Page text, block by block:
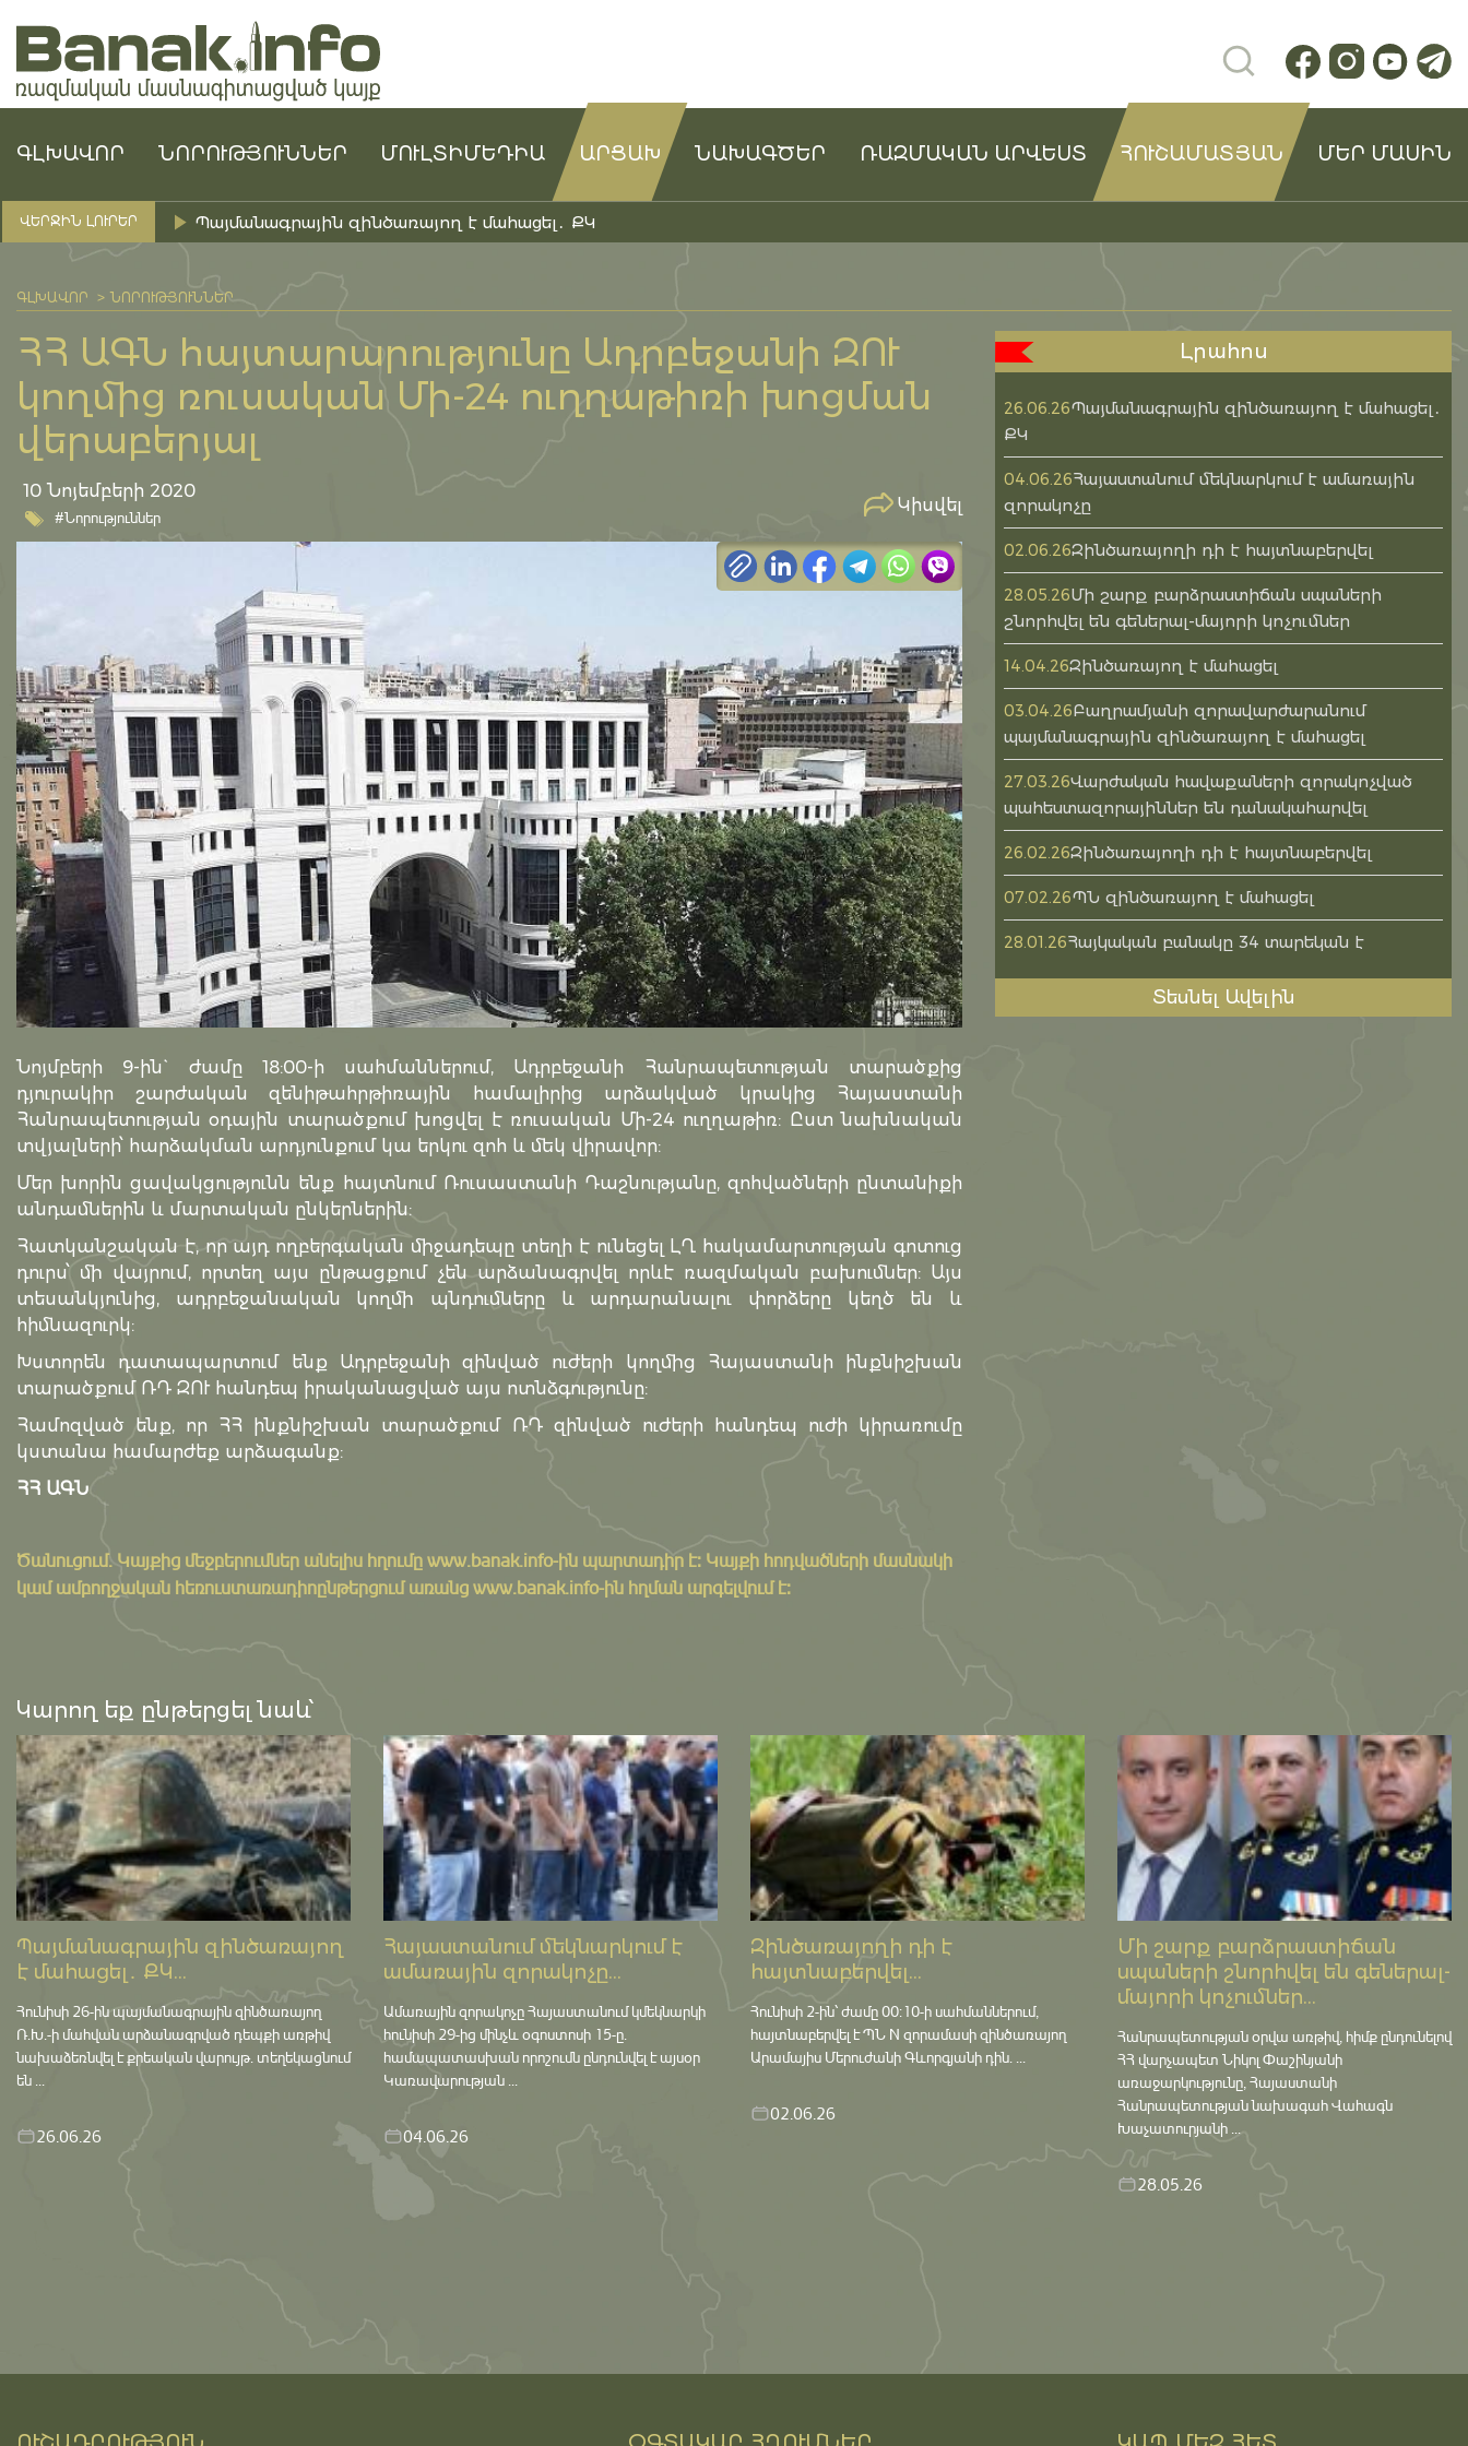
ԳԼԽԱՎՈՐ ՆՈՐՈՒԹՅՈՒՆՆԵՐ ՄՈՒԼՏԻՄԵԴԻԱ ԱՐՑԱԽ ՆԱԽԱԳԾԵՐ ՌԱԶՄԱԿԱՆ ԱՐՎԵՍՏ ՀՈՒՇԱՄԱՏՅԱՆ ՄԵՐ ՄԱՍԻՆ
ՎԵՐՋԻՆ ԼՈՒՐԵՐ Պայմանագրային զինծառայող է մահացել․ ՔԿ
ԳԼԽԱՎՈՐ ՆՈՐՈՒԹՅՈՒՆՆԵՐ
ՀՀ ԱԳՆ հայտարարությունը Ադրբեջանի ԶՈՒ
կողմից ռուսական Մի-24 ուղղաթիռի խոցման
վերաբերյալ
10 Նոյեմբերի 2020
#Նորություններ
Կիսվել
Նոյմբերի 9-ին` ժամը 18:00-ի սահմաններում, Ադրբեջանի Հանրապետության տարածքից
դյուրակիր շարժական զենիթահրթիռային համալիրից արձակված կրակից Հայաստանի
Հանրապետության օդային տարածքում խոցվել է ռուսական Մի-24 ուղղաթիռ: Ըստ նախնական
տվյալների՝ հարձակման արդյունքում կա երկու զոհ և մեկ վիրավոր:
Մեր խորին ցավակցությունն ենք հայտնում Ռուսաստանի Դաշնությանը, զոհվածների ընտանիքի
անդամներին և մարտական ընկերներին:
Հատկանշական է, որ այդ ողբերգական միջադեպը տեղի է ունեցել ԼՂ հակամարտության գոտուց
դուրս՝ մի վայրում, որտեղ այս ընթացքում չեն արձանագրվել որևէ ռազմական բախումներ: Այս
տեսանկյունից, ադրբեջանական կողմի պնդումները և արդարանալու փորձերը կեղծ են և
հիմնազուրկ:
Խստորեն դատապարտում ենք Ադրբեջանի զինված ուժերի կողմից Հայաստանի ինքնիշխան
տարածքում ՌԴ ԶՈՒ հանդեպ իրականացված այս ոտնձգությունը:
Համոզված ենք, որ ՀՀ ինքնիշխան տարածքում ՌԴ զինված ուժերի հանդեպ ուժի կիրառումը
կստանա համարժեք արձագանք:
ՀՀ ԱԳՆ
Ծանուցում․ Կայքից մեջբերումներ անելիս հղումըwww.banak.info-ին պարտադիր է: Կայքի հոդվածների մասնակի
կամ ամբողջական հեռուստառադիոընթերցում առանց www.banak.info-ին հղման արգելվում է:
Լրահոս
26.06.26Պայմանագրային զինծառայող է մահացել․
ՔԿ
04.06.26Հայաստանում մեկնարկում է ամառային
զորակոչը
02.06.26Զինծառայողի դի է հայտնաբերվել
28.05.26Մի շարք բարձրաստիճան սպաների
շնորհվել են գեներալ-մայորի կոչումներ
14.04.26Զինծառայող է մահացել
03.04.26Բաղրամյանի զորավարժարանում
պայմանագրային զինծառայող է մահացել
27.03.26Վարժական հավաքաների զորակոչված
պահեստազորայիններ են դանակահարվել
26.02.26Զինծառայողի դի է հայտնաբերվել
07.02.26ՊՆ զինծառայող է մահացել
28.01.26Հայկական բանակը 34 տարեկան է
Տեսնել Ավելին
Կարող եք ընթերցել նաև՝
Պայմանագրային զինծառայող
է մահացել․ ՔԿ...
Հունիսի 26-ին պայմանագրային զինծառայող
Ռ.Խ.-ի մահվան արձանագրված դեպքի առթիվ
նախաձեռնվել է քրեական վարույթ․ տեղեկացնում
են ...
26.06.26
Հայաստանում մեկնարկում է
ամառային զորակոչը...
Ամառային զորակոչը Հայաստանում կմեկնարկի
հունիսի 29-ից մինչև օգոստոսի 15-ը․
համապատասխան որոշումն ընդունվել է այսօր
Կառավարության ...
04.06.26
Զինծառայողի դի է
հայտնաբերվել...
Հունիսի 2-ին՝ ժամը 00:10-ի սահմաններում,
հայտնաբերվել է ՊՆ N զորամասի զինծառայող
Արամայիս Մերուժանի Գևորգյանի դին. ...
02.06.26
Մի շարք բարձրաստիճան
սպաների շնորհվել են գեներալ-
մայորի կոչումներ...
Հանրապետության օրվա առթիվ, հիմք ընդունելով
ՀՀ վարչապետ Նիկոլ Փաշինյանի
առաջարկությունը, Հայաստանի
Հանրապետության նախագահ Վահագն
Խաչատուրյանի ...
28.05.26